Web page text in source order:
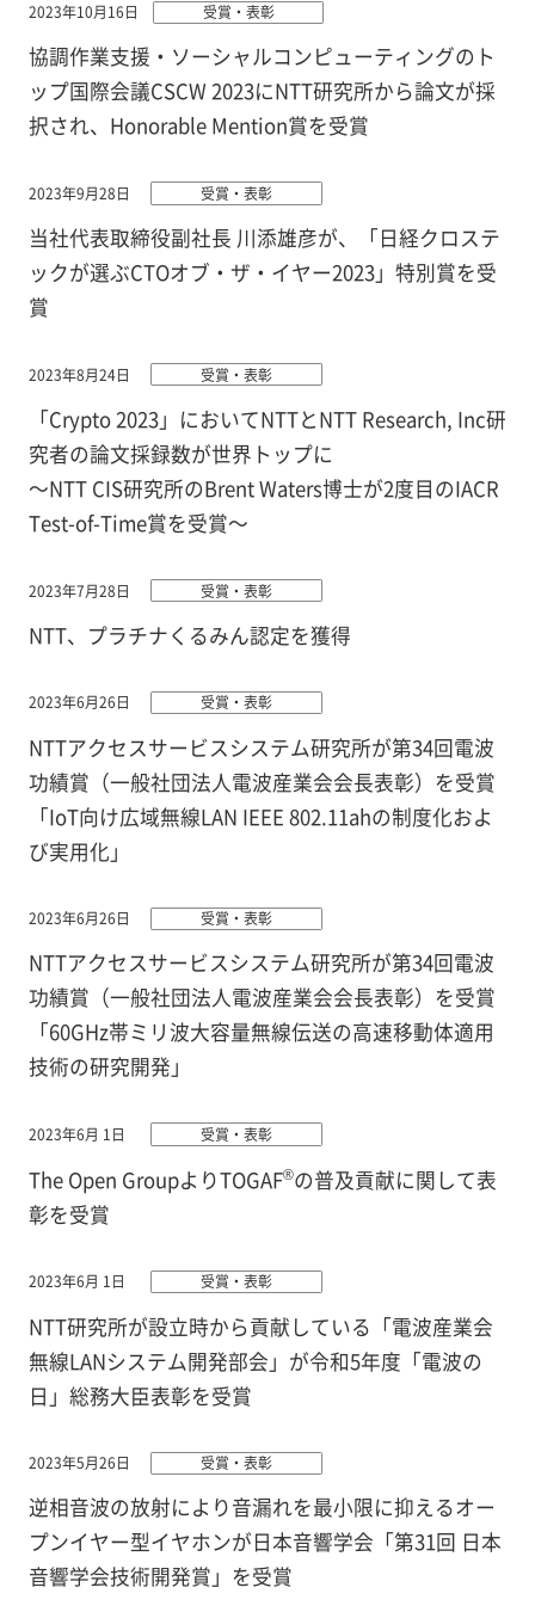
2023年10月16日 受賞・表彰
協調作業支援・ソーシャルコンピューティングのト
ップ国際会議CSCW 2023にNTT研究所から論文が採
択され、Honorable Mention賞を受賞
2023年9月28日 受賞・表彰
当社代表取締役副社長 川添雄彦が、「日経クロステ
ックが選ぶCTOオブ・ザ・イヤー2023」特別賞を受
賞
2023年8月24日 受賞・表彰
「Crypto 2023」においてNTTとNTT Research, Inc研
究者の論文採録数が世界トップに
～NTT CIS研究所のBrent Waters博士が2度目のIACR
Test-of-Time賞を受賞～
2023年7月28日 受賞・表彰
NTT、プラチナくるみん認定を獲得
2023年6月26日 受賞・表彰
NTTアクセスサービスシステム研究所が第34回電波
功績賞（一般社団法人電波産業会会長表彰）を受賞
「IoT向け広域無線LAN IEEE 802.11ahの制度化およ
び実用化」
2023年6月26日 受賞・表彰
NTTアクセスサービスシステム研究所が第34回電波
功績賞（一般社団法人電波産業会会長表彰）を受賞
「60GHz帯ミリ波大容量無線伝送の高速移動体適用
技術の研究開発」
2023年6月 1日 受賞・表彰
The Open GroupよりTOGAF®の普及貢献に関して表
彰を受賞
2023年6月 1日 受賞・表彰
NTT研究所が設立時から貢献している「電波産業会
無線LANシステム開発部会」が令和5年度「電波の
日」総務大臣表彰を受賞
2023年5月26日 受賞・表彰
逆相音波の放射により音漏れを最小限に抑えるオー
プンイヤー型イヤホンが日本音響学会「第31回 日本
音響学会技術開発賞」を受賞